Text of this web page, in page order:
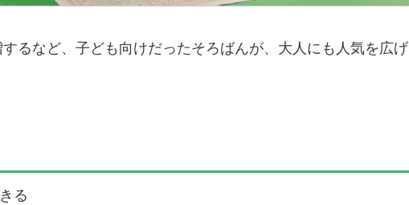
るなど、子ども向けだったそろばんが、大人にも人気を広げ
る